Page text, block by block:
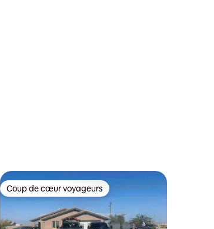
Coup de cœur voyageurs
Coup de cœur voyageurs